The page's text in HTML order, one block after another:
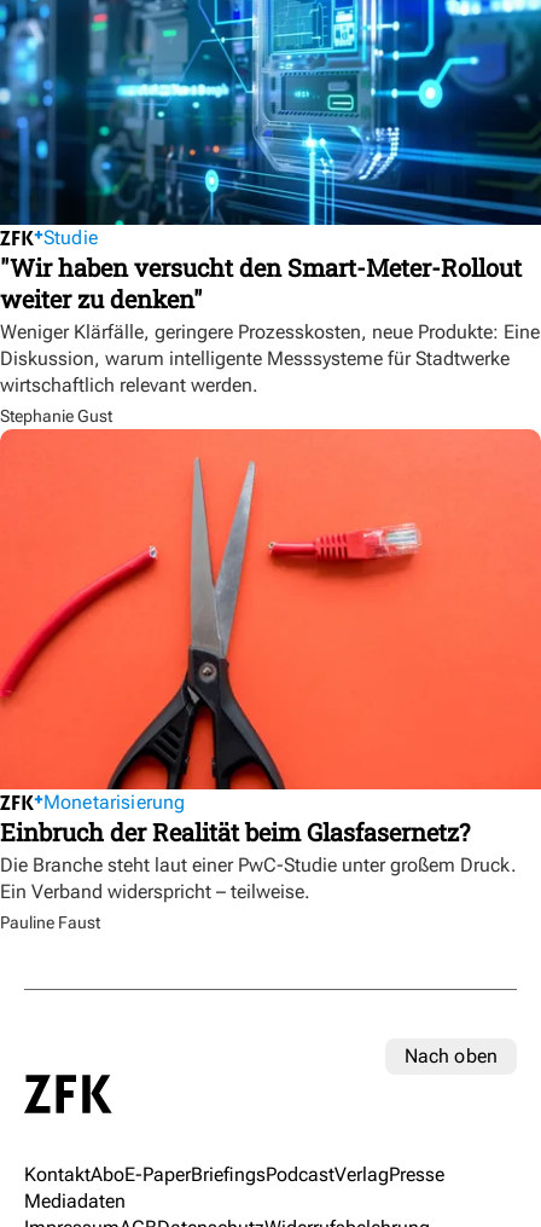
Studie
"Wir haben versucht den Smart-Meter-Rollout
weiter zu denken"
Weniger Klärfälle, geringere Prozesskosten, neue Produkte: Eine
Diskussion, warum intelligente Messsysteme für Stadtwerke
wirtschaftlich relevant werden.
Stephanie Gust
Monetarisierung
Einbruch der Realität beim Glasfasernetz?
Die Branche steht laut einer PwC-Studie unter großem Druck.
Ein Verband widerspricht – teilweise.
Pauline Faust
Nach oben
KontaktAboE-PaperBriefingsPodcastVerlagPresse
Mediadaten